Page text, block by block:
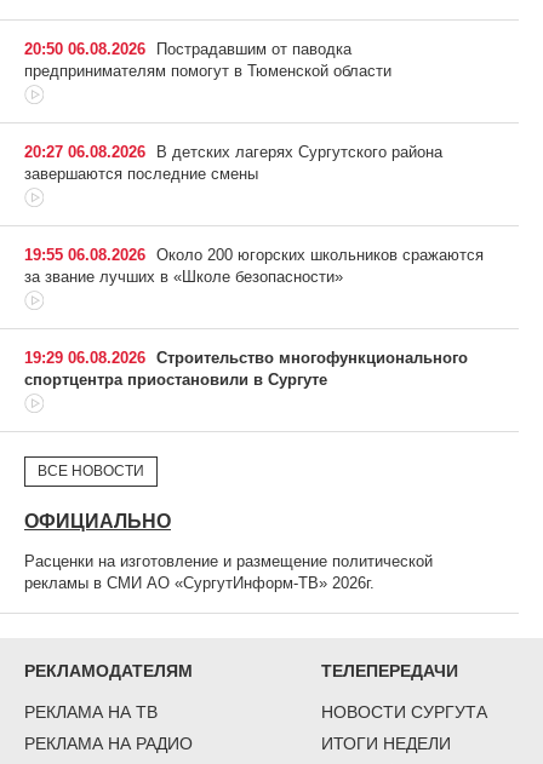
20:50 06.08.2026
Пострадавшим от паводка
предпринимателям помогут в Тюменской области
20:27 06.08.2026
В детских лагерях Сургутского района
завершаются последние смены
19:55 06.08.2026 Около 200 югорских школьников сражаются
за звание лучших в «Школе безопасности»
19:29 06.08.2026 Строительство многофункционального
спортцентра приостановили в Сургуте
ВСЕ НОВОСТИ
ОФИЦИАЛЬНО
Расценки на изготовление и размещение политической
рекламы в СМИ АО «СургутИнформ-ТВ» 2026г.
РЕКЛАМОДАТЕЛЯМ
РЕКЛАМА НА ТВ
РЕКЛАМА НА РАДИО
ТЕЛЕПЕРЕДАЧИ
НОВОСТИ СУРГУТА
ИТОГИ НЕДЕЛИ